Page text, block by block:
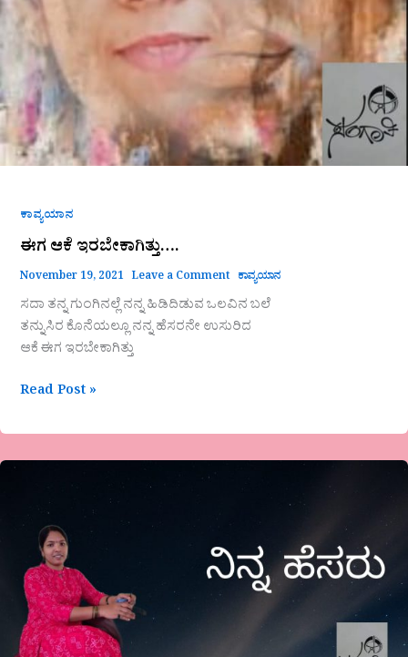
ಕಾವ್ಯಯಾನ
ಈಗ ಆಕೆ ಇರಬೇಕಾಗಿತ್ತು….
November 19, 2021 Leave a Comment ಕಾವ್ಯಯಾನ
ಸದಾ ತನ್ನ ಗುಂಗಿನಲ್ಲೆ ನನ್ನ ಹಿಡಿದಿಡುವ ಒಲವಿನ ಬಲೆ
ತನ್ನುಸಿರ ಕೊನೆಯಲ್ಲೂ ನನ್ನ ಹೆಸರನೇ ಉಸುರಿದ
ಆಕೆ ಈಗ ಇರಬೇಕಾಗಿತ್ತು
Read Post »